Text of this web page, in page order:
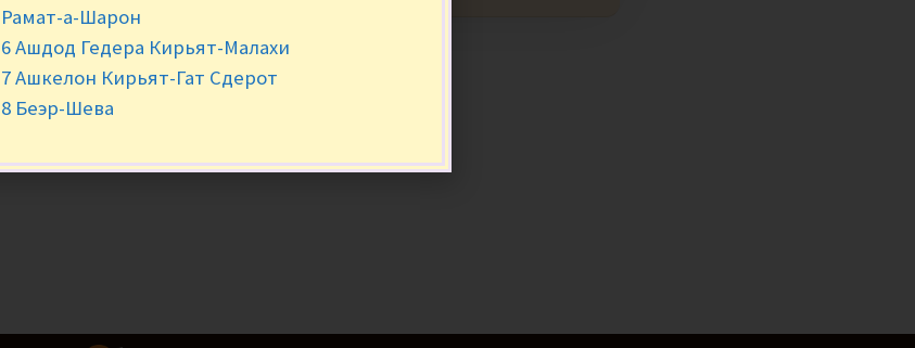
Рамат-а-Шарон
6 Ашдод Гедера Кирьят-Малахи
7 Ашкелон Кирьят-Гат Сдерот
8 Беэр-Шева